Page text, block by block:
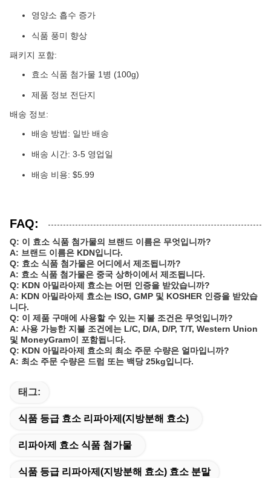
영양소 흡수 증가
식품 풍미 향상
패키지 포함:
효소 식품 첨가물 1병 (100g)
제품 정보 전단지
배송 정보:
배송 방법: 일반 배송
배송 시간: 3-5 영업일
배송 비용: $5.99
FAQ:
Q: 이 효소 식품 첨가물의 브랜드 이름은 무엇입니까?
A: 브랜드 이름은 KDN입니다.
Q: 효소 식품 첨가물은 어디에서 제조됩니까?
A: 효소 식품 첨가물은 중국 상하이에서 제조됩니다.
Q: KDN 아밀라아제 효소는 어떤 인증을 받았습니까?
A: KDN 아밀라아제 효소는 ISO, GMP 및 KOSHER 인증을 받았습
니다.
Q: 이 제품 구매에 사용할 수 있는 지불 조건은 무엇입니까?
A: 사용 가능한 지불 조건에는 L/C, D/A, D/P, T/T, Western Union
및 MoneyGram이 포함됩니다.
Q: KDN 아밀라아제 효소의 최소 주문 수량은 얼마입니까?
A: 최소 주문 수량은 드럼 또는 백당 25kg입니다.
태그:
식품 등급 효소 리파아제(지방분해 효소)
리파아제 효소 식품 첨가물
식품 등급 리파아제(지방분해 효소) 효소 분말